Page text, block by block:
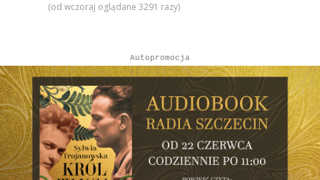
(od wczoraj oglądane 3291 razy)
Autopromocja